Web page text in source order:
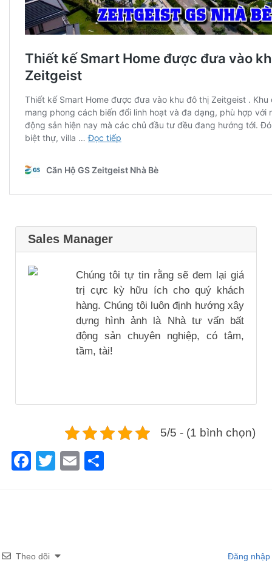
Sales Manager
Chúng tôi tự tin rằng sẽ đem lại giá
trị cực kỳ hữu ích cho quý khách
hàng. Chúng tôi luôn định hướng xây
dựng hình ảnh là Nhà tư vấn bất
động sản chuyên nghiệp, có tâm,
tầm, tài!
5/5 - (1 bình chọn)
Facebook
TwitterEmail
Theo dõi Đăng nhập